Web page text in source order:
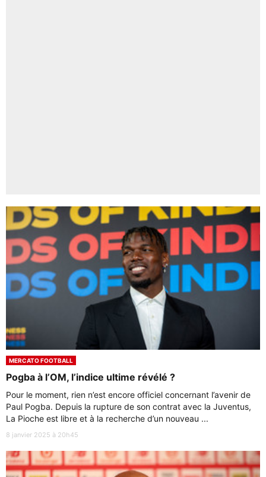
MERCATO FOOTBALL
Pogba à l’OM, l’indice ultime révélé ?
Pour le moment, rien n’est encore officiel concernant l’avenir de
Paul Pogba. Depuis la rupture de son contrat avec la Juventus,
La Pioche est libre et à la recherche d’un nouveau ...
8 janvier 2025 à 20h45